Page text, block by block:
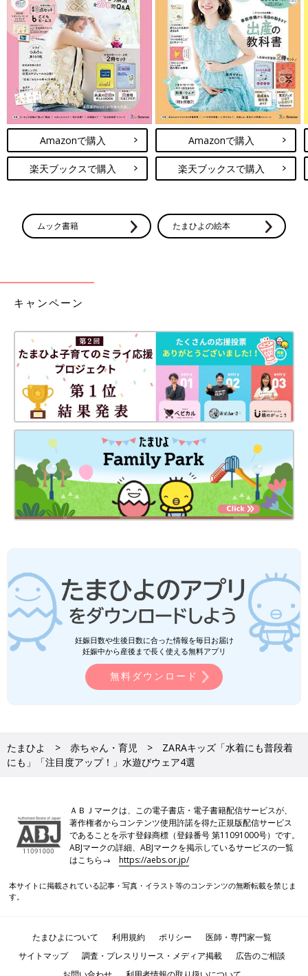
Amazonで購入
楽天ブックスで購入
Amazonで購入
楽天ブックスで購入
ムック書籍 たまひよの絵本
キャンペーン
妊娠日数や生後日数に合った情報を毎日お届け
妊娠中から産後まで長く使える無料アプリ
無料ダウンロード
たまひよ 赤ちゃん・育児
ZARAキッズ「水着にも普段着
にも」「注目度アップ！」水遊びウェア4選
ＡＢＪマークは、この電子書店・電子書籍配信サービスが、
著作権者からコンテンツ使用許諾を得た正規版配信サービス
であることを示す登録商標（登録番号 第11091000号）です。
ABJマークの詳細、ABJマークを掲示しているサービスの一覧
はこちら→https://aebs.or.jp/
本サイトに掲載されている記事・写真・イラスト等のコンテンツの無断転載を禁じま
す。
たまひよについて 利用規約 ポリシー
医師・専門家一覧
サイトマップ
調査・プレスリリース・メディア掲載
広告のご相談